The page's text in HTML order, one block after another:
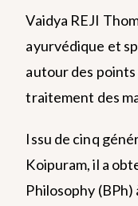
Vaidya REJI
ayurvédique et
autour des
traitement des
Issu de cinq
Koipuram, il a
Philosophy